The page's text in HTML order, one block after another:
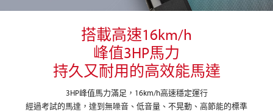
搭載高速16km/h
峰值3HP馬力
持久又耐用的高效能馬達
3HP峰值馬力滿足，16km/h高速穩定運行
經過考試的馬達，達到無噪音、低音量、不晃動、高節能的標準